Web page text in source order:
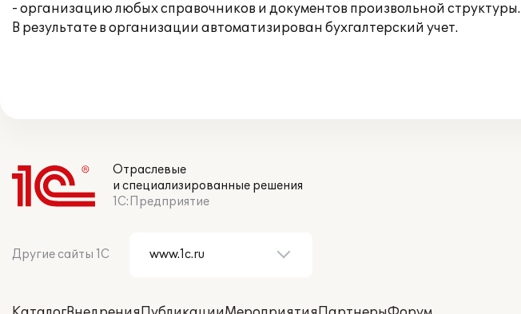
- организацию любых справочников и документов произвольной структуры.
В результате в организации автоматизирован бухгалтерский учет.
Отраслевые
и специализированные решения
1С:Предприятие
Другие сайты 1С